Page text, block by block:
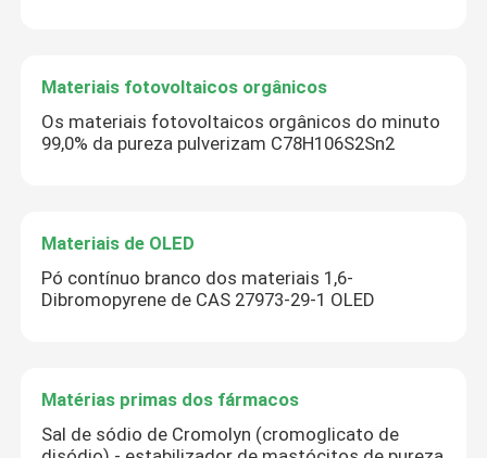
Materiais fotovoltaicos orgânicos
Os materiais fotovoltaicos orgânicos do minuto
99,0% da pureza pulverizam C78H106S2Sn2
Materiais de OLED
Pó contínuo branco dos materiais 1,6-
Dibromopyrene de CAS 27973-29-1 OLED
Matérias primas dos fármacos
Sal de sódio de Cromolyn (cromoglicato de